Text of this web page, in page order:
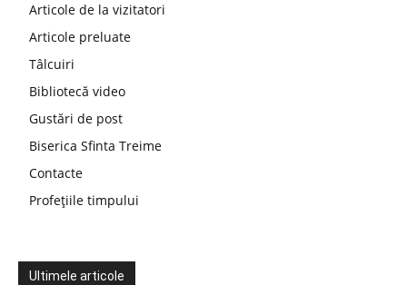
Articole de la vizitatori
Articole preluate
Tâlcuiri
Bibliotecă video
Gustări de post
Biserica Sfinta Treime
Contacte
Profețiile timpului
Ultimele articole